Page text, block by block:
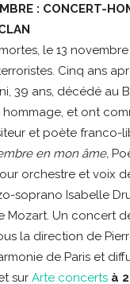
: CONCERT-
le 13 novembre
Cinq ans
39 ans, décédé au
et ont
et poète franco-
en mon âme,
orchestre et voix
soprano Isabelle
Mozart. Un concert
la direction de
de Paris et
sur Arte concerts à